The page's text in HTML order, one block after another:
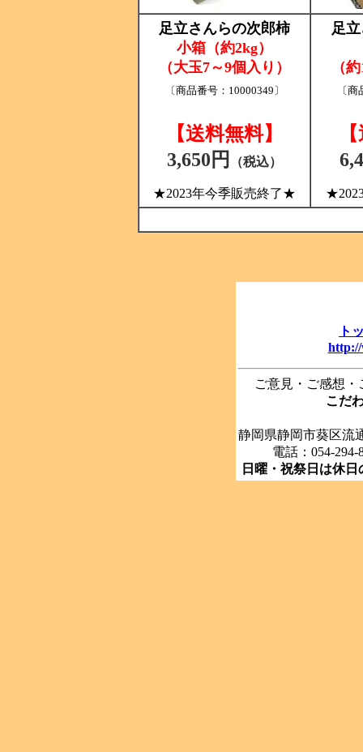
足立さんらの次郎柿
小箱（約2kg）
（大玉7～9個入り）
〔商品番号：10000349〕
【送料無料】
3,650円
（税込）
★2023年今季販売終了★
足
（
〔
ト
http://
ご意見・ご感想
こだ
静岡県静岡市葵区流
電話：054-
日曜・祝祭日は休